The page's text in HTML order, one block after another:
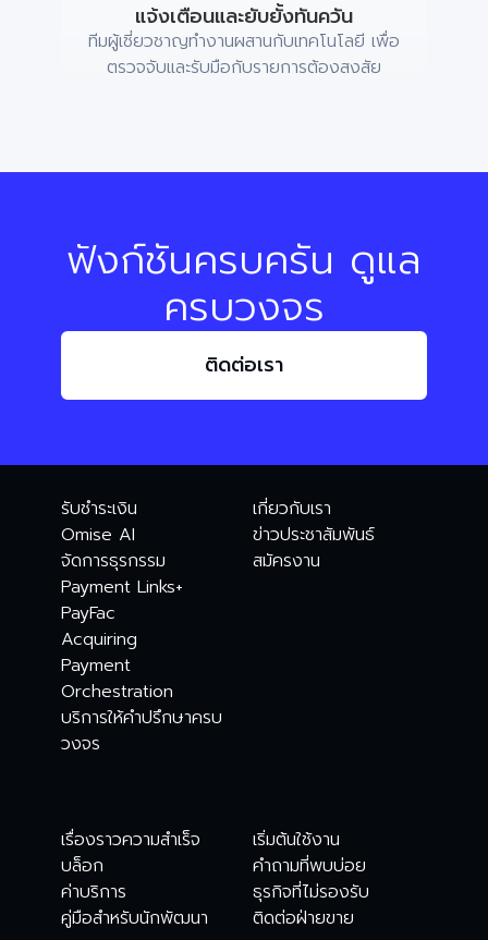
แจ้งเตือนและยับยั้งทันควัน
ทีมผู้เชี่ยวชาญทำงานผสานกับเทคโนโลยี เพื่อ
ตรวจจับและรับมือกับรายการต้องสงสัย
ฟังก์ชันครบครัน ดูแล
ครบวงจร
ติดต่อเรา
รับชำระเงิน
Omise AI
จัดการธุรกรรม
Payment Links+
PayFac
Acquiring
Payment
Orchestration
บริการให้คำปรึกษาครบ
วงจร
เกี่ยวกับเรา
ข่าวประชาสัมพันธ์
สมัครงาน
เรื่องราวความสำเร็จ
บล็อก
ค่าบริการ
คู่มือสำหรับนักพัฒนา
เริ่มต้นใช้งาน
คำถามที่พบบ่อย
ธุรกิจที่ไม่รองรับ
ติดต่อฝ่ายขาย